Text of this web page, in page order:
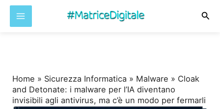
Home » Sicurezza Informatica » Malware » Cloak
and Detonate: i malware per l’IA diventano
invisibili agli antivirus, ma c’è un modo per fermarli